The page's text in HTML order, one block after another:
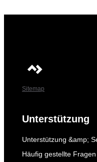
Sitemap
Unterstützung
Unterstützung &amp;
Häufig gestellte Fragen